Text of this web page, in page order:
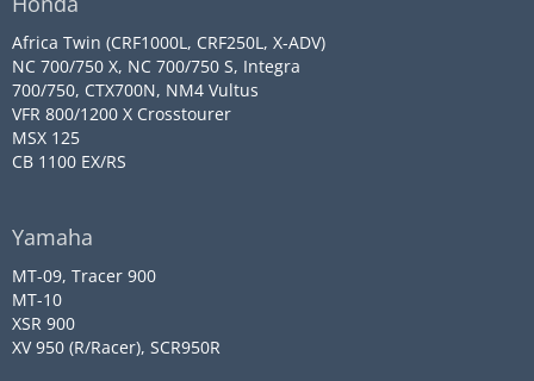
Africa Twin (CRF1000L, CRF250L, X-ADV)
NC 700/750 X, NC 700/750 S, Integra
700/750, CTX700N, NM4 Vultus
VFR 800/1200 X Crosstourer
MSX 125
CB 1100 EX/RS
Yamaha
MT-09, Tracer 900
MT-10
XSR 900
XV 950 (R/Racer), SCR950R